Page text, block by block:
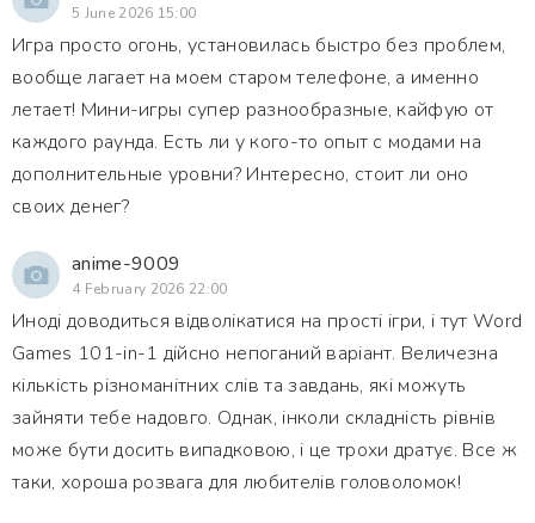
5 June 2026 15:00
Игра просто огонь, установилась быстро без проблем,
вообще лагает на моем старом телефоне, а именно
летает! Мини-игры супер разнообразные, кайфую от
каждого раунда. Есть ли у кого-то опыт с модами на
дополнительные уровни? Интересно, стоит ли оно
своих денег?
anime-9009
4 February 2026 22:00
Иноді доводиться відволікатися на прості ігри, і тут Word
Games 101-in-1 дійсно непоганий варіант. Величезна
кількість різноманітних слів та завдань, які можуть
зайняти тебе надовго. Однак, інколи складність рівнів
може бути досить випадковою, і це трохи дратує. Все ж
таки, хороша розвага для любителів головоломок!